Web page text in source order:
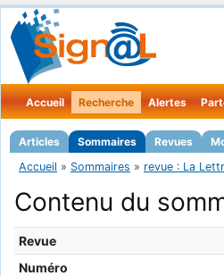
Accueil Recherche
Articles Sommaires Revues
Alertes
Accueil » Sommaires » revue : La
Contenu du
Revue
Numéro